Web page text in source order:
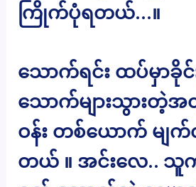
ကြိုက်ပုံရတယ်…။
သောက်ရင်း ထပ်မှာခိုင်
သောက်များသွား
ဝန်း တစ်ယောက် မျက်
တယ် ။ အင်းလေ.. သူ